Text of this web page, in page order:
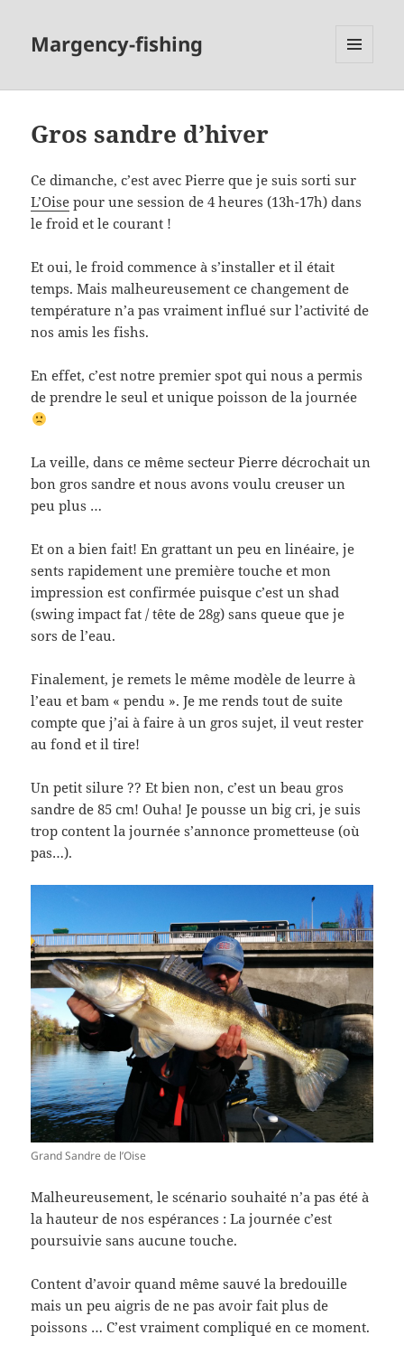
Margency-fishing
Gros sandre d’hiver
Ce dimanche, c’est avec Pierre que je suis sorti sur
L’Oise pour une session de 4 heures (13h-17h) dans
le froid et le courant !
Et oui, le froid commence à s’installer et il était
temps. Mais malheureusement ce changement de
température n’a pas vraiment influé sur l’activité de
nos amis les fishs.
En effet, c’est notre premier spot qui nous a permis
de prendre le seul et unique poisson de la journée
La veille, dans ce même secteur Pierre décrochait un
bon gros sandre et nous avons voulu creuser un
peu plus …
Et on a bien fait! En grattant un peu en linéaire, je
sents rapidement une première touche et mon
impression est confirmée puisque c’est un shad
(swing impact fat / tête de 28g) sans queue que je
sors de l’eau.
Finalement, je remets le même modèle de leurre à
l’eau et bam « pendu ». Je me rends tout de suite
compte que j’ai à faire à un gros sujet, il veut rester
au fond et il tire!
Un petit silure ?? Et bien non, c’est un beau gros
sandre de 85 cm! Ouha! Je pousse un big cri, je suis
trop content la journée s’annonce prometteuse (où
pas…).
Grand Sandre de l’Oise
Malheureusement, le scénario souhaité n’a pas été à
la hauteur de nos espérances : La journée c’est
poursuivie sans aucune touche.
Content d’avoir quand même sauvé la bredouille
mais un peu aigris de ne pas avoir fait plus de
poissons … C’est vraiment compliqué en ce moment.